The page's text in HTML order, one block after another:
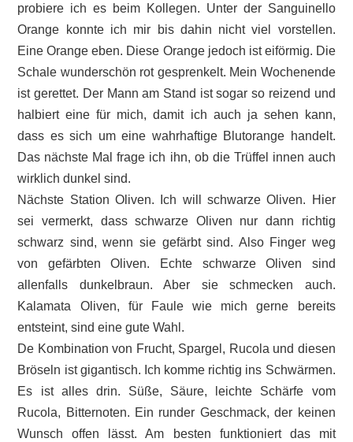
probiere ich es beim Kollegen. Unter der Sanguinello
Orange konnte ich mir bis dahin nicht viel vorstellen.
Eine Orange eben. Diese Orange jedoch ist eiförmig. Die
Schale wunderschön rot gesprenkelt. Mein Wochenende
ist gerettet. Der Mann am Stand ist sogar so reizend und
halbiert eine für mich, damit ich auch ja sehen kann,
dass es sich um eine wahrhaftige Blutorange handelt.
Das nächste Mal frage ich ihn, ob die Trüffel innen auch
wirklich dunkel sind.
Nächste Station Oliven. Ich will schwarze Oliven. Hier
sei vermerkt, dass schwarze Oliven nur dann richtig
schwarz sind, wenn sie gefärbt sind. Also Finger weg
von gefärbten Oliven. Echte schwarze Oliven sind
allenfalls dunkelbraun. Aber sie schmecken auch.
Kalamata Oliven, für Faule wie mich gerne bereits
entsteint, sind eine gute Wahl.
De Kombination von Frucht, Spargel, Rucola und diesen
Bröseln ist gigantisch. Ich komme richtig ins Schwärmen.
Es ist alles drin. Süße, Säure, leichte Schärfe vom
Rucola, Bitternoten. Ein runder Geschmack, der keinen
Wunsch offen lässt. Am besten funktioniert das mit